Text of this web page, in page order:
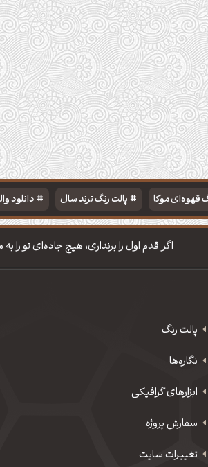
قهوه‌ای موکا پالت رنگ ترند سال دانلود
اگر قدم اول را برنداری، هیچ جاده‌ای تو را
پالت رنگ
نگاره‌ها
ابزارهای گرافیکی
سفارش پروژه
تغییرات سایت